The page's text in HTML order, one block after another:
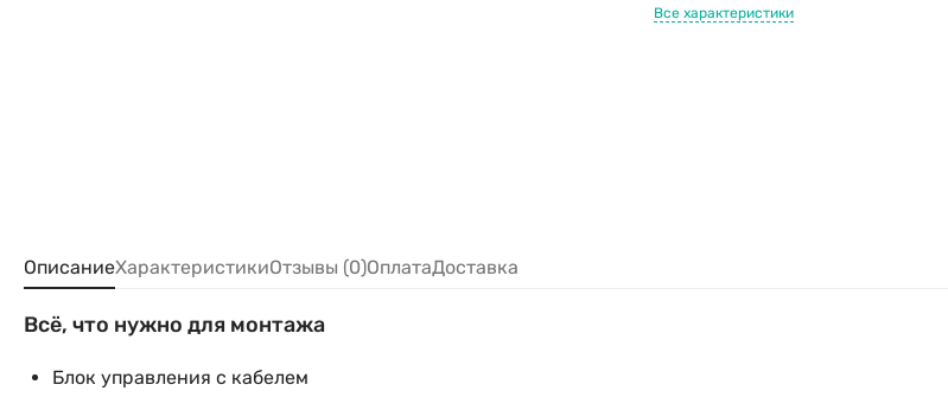
Все характеристики
ОписаниеХарактеристикиОтзывы (0)ОплатаДоставка
Всё, что нужно для монтажа
Блок управления с кабелем